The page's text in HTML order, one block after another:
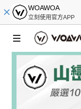
WOAWOA
立刻使用官方APP